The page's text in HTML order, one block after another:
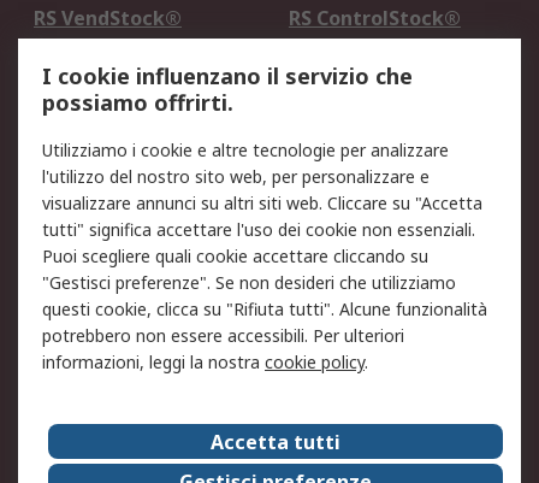
RS VendStock®
RS ControlStock®
Legale
Informativa Cookie
Informativa Privacy -
Aggiornata
Email Security
Termini d'uso
Condizioni di vendita
Condizioni generali di
servizio
Etica e responsabilità
Chi Siamo
Chi Siamo
Contattaci
Supporto
ESG
I cookie influenzano il servizio che
possiamo offrirti.
Utilizziamo i cookie e altre tecnologie per analizzare
l'utilizzo del nostro sito web, per personalizzare e
visualizzare annunci su altri siti web. Cliccare su "Accetta
tutti" significa accettare l'uso dei cookie non essenziali.
Puoi scegliere quali cookie accettare cliccando su
"Gestisci preferenze". Se non desideri che utilizziamo
questi cookie, clicca su "Rifiuta tutti". Alcune funzionalità
potrebbero non essere accessibili. Per ulteriori
informazioni, leggi la nostra cookie policy.
Accetta tutti